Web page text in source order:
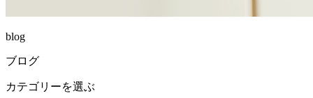
blog
ブログ
カテゴリーを選ぶ